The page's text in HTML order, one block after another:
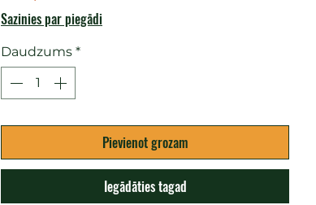
Sazinies par piegādi
Daudzums *
Pievienot grozam
Iegādāties tagad